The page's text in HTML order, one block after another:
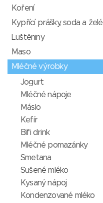
Koření
Kypřící prášky, soda a želé
Luštěniny
Maso
Mléčné výrobky
Jogurt
Mléčné nápoje
Máslo
Kefír
Bifi drink
Mléčné pomazánky
Smetana
Sušené mléko
Kysaný nápoj
Kondenzované mléko